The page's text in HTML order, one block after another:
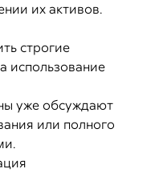
их активов.
строгие
использование
уже обсуждают
или полного